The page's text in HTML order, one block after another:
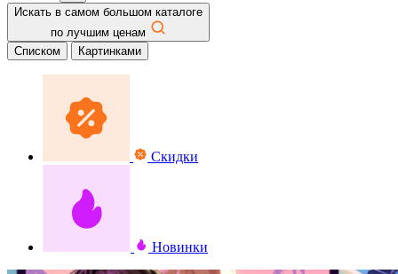
Искать в самом большом каталоге
по лучшим ценам
Списком
Картинками
Скидки
Новинки